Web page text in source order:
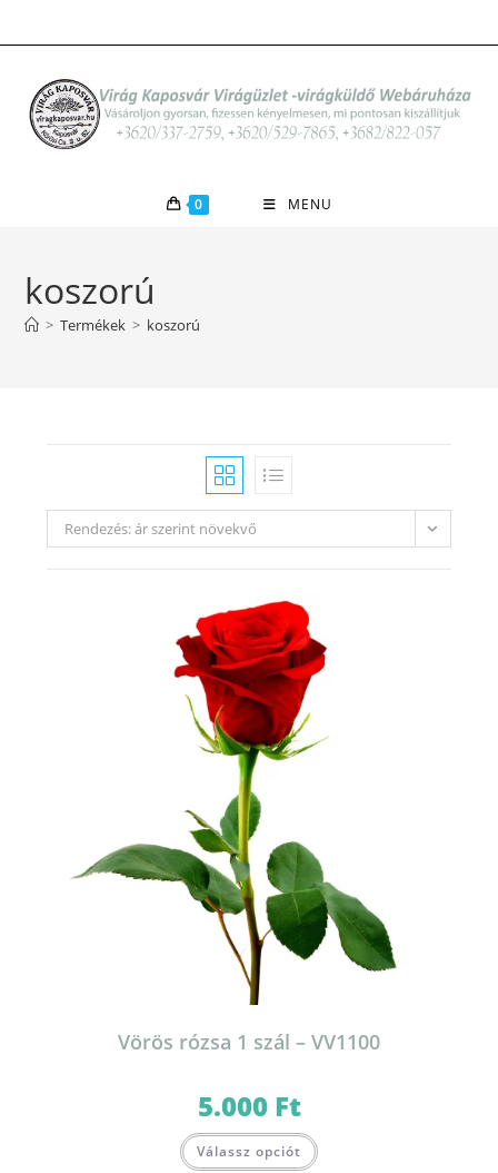
to
0 MENU
koszorú
> Termékek > koszorú
Rendezés: ár szerint növekvő
Vörös rózsa 1 szál – VV1100
5.000 Ft
Válassz opciót